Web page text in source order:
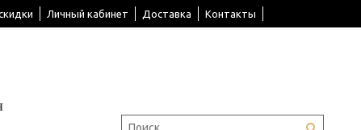
Личный кабинет Доставка Контакты